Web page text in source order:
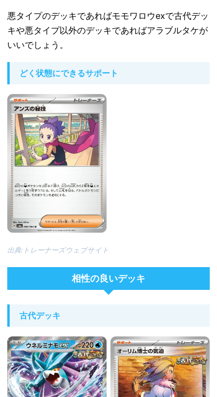
悪タイプのデッキであればモモワロウexで古代デッ
キや悪タイプ以外のデッキであればアラブルタケが
いいでしょう。
どく状態にできるサポート
出典:トレーナーズウェブサイト
相性の良いデッキ
古代デッキ